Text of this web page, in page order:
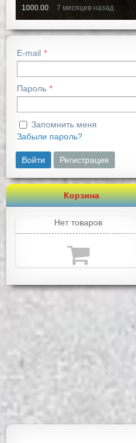
1000.00 7 месяцев назад
E-mail
Пароль
Запомнить меня
Забыли пароль?
Войти Регистрация
Корзина
Нет товаров